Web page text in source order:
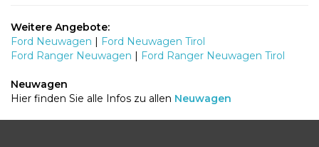
Weitere Angebote:
Ford Neuwagen | Ford Neuwagen Tirol
Ford Ranger Neuwagen | Ford Ranger Neuwagen Tirol
Neuwagen
Hier finden Sie alle Infos zu allen Neuwagen